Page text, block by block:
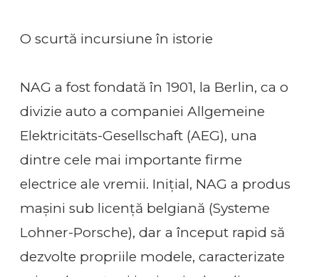
O scurtă incursiune în istorie
NAG a fost fondată în 1901, la Berlin, ca o
divizie auto a companiei Allgemeine
Elektricitäts-Gesellschaft (AEG), una
dintre cele mai importante firme
electrice ale vremii. Inițial, NAG a produs
mașini sub licență belgiană (Systeme
Lohner-Porsche), dar a început rapid să
dezvolte propriile modele, caracterizate